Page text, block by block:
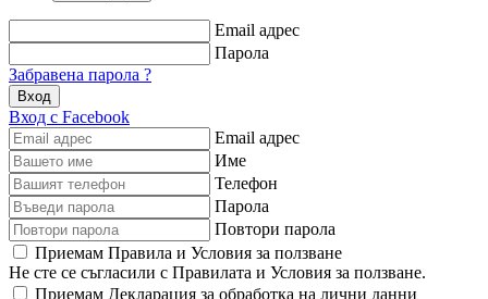
Email адрес
Парола
Забравена парола ?
Вход
Вход с Facebook
Email адрес
Име
Телефон
Парола
Повтори парола
Приемам Правила и Условия за ползване
Не сте се съгласили с Правилата и Условия за ползване.
Приемам Декларация за обработка на лични данни